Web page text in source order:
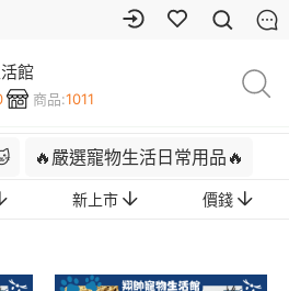
館
商品:1011
🔥嚴選寵物生活日常用品🔥
新上市 價錢